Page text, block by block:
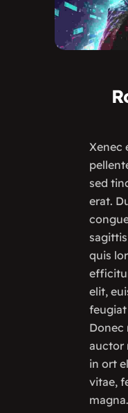
Xenec
sed
erat.
quis
elit,
Donec
auctor
in ort
vitae,
magna.